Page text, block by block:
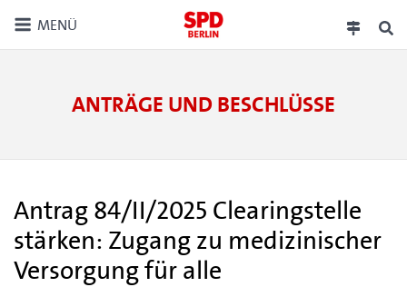
MENÜ
ANTRÄGE UND BESCHLÜSSE
Antrag 84/II/2025 Clearingstelle
stärken: Zugang zu medizinischer
Versorgung für alle